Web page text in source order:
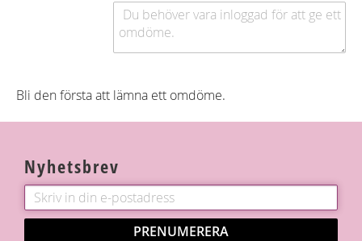
Bli den första att lämna ett omdöme.
Nyhetsbrev
PRENUMERERA